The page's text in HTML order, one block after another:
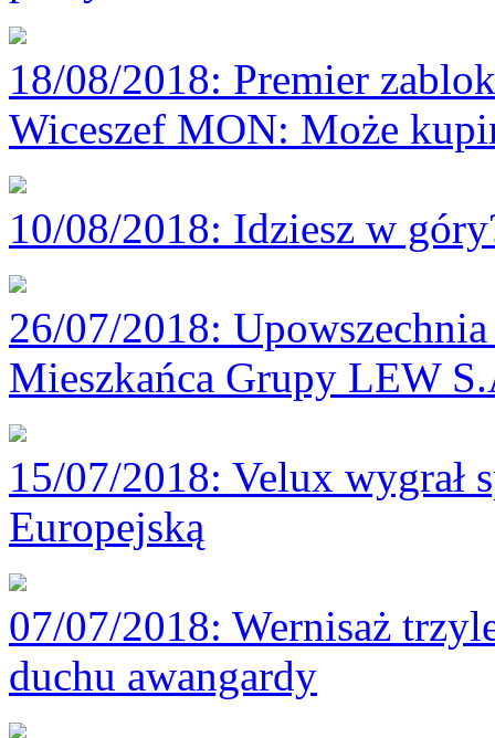
18/08/2018: Premier
Wiceszef MON: Może
10/08/2018: Idziesz w
26/07/2018:
Mieszkańca Grupy LEW
15/07/2018: Velux wygrał
Europejską
07/07/2018: Wernisaż
duchu awangardy